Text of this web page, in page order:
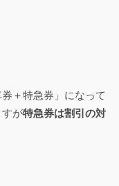
＋特急券」になって
が特急券は割引の対